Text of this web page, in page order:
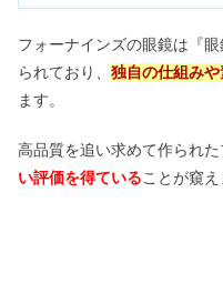
フォーナインズの眼鏡は『
られており、 独自の仕組み
ます。
高品質を追い求めて作られた
い評価を得ていることが窺え